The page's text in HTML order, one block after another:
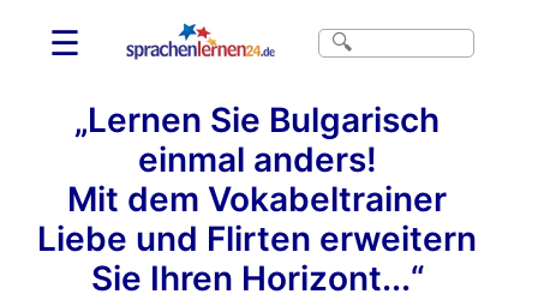
☰
„Lernen Sie Bulgarisch
einmal anders!
Mit dem Vokabeltrainer
Liebe und Flirten erweitern
Sie Ihren Horizont...“